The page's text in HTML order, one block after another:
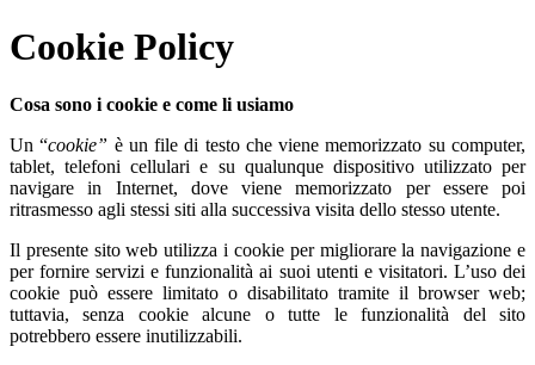
Cookie Policy
Cosa sono i cookie e come li usiamo
Un “cookie” è un file di testo che viene memorizzato su computer,
tablet, telefoni cellulari e su qualunque dispositivo utilizzato per
navigare in Internet, dove viene memorizzato per essere poi
ritrasmesso agli stessi siti alla successiva visita dello stesso utente.
Il presente sito web utilizza i cookie per migliorare la navigazione e
per fornire servizi e funzionalità ai suoi utenti e visitatori. L’uso dei
cookie può essere limitato o disabilitato tramite il browser web;
tuttavia, senza cookie alcune o tutte le funzionalità del sito
potrebbero essere inutilizzabili.